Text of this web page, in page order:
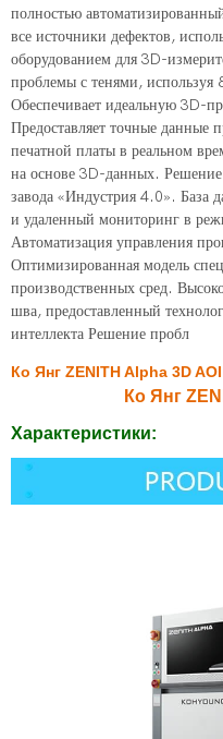
полностью
все источники дефектов,
оборудованием для 3D-
проблемы с тенями,
Обеспечивает идеальную 3D-
Предоставляет точные данные
печатной платы в реальном
на основе 3D-данных.
завода «Индустрия 4.0». База
и удаленный мониторинг в
Автоматизация управления
Оптимизированная модель
производственных сред.
шва, предоставленный
интеллекта Решение пробл
Ко Янг ​​ZENITH Alpha 3D AOI
Ко Янг
Характеристики: